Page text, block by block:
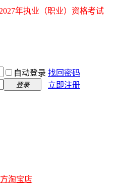
年执业（职业）资格考试
自动登录 找回密码
登录 立即注册
淘宝店